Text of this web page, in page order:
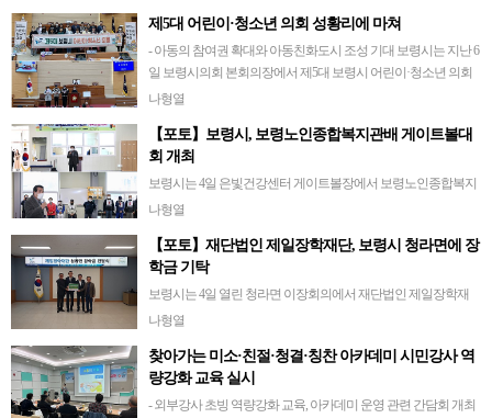
제5대 어린이·청소년 의회 성황리에 마쳐
- 아동의 참여권 확대와 아동친화도시 조성 기대 보령시는 지난 6
일 보령시의회 본회의장에서 제5대 보령시 어린이·청소년 의회
모의 회의를 개최하고 7개월간의 활동을 마무리했다. 어린이·청
나형열
【포토】보령시, 보령노인종합복지관배 게이트볼대
회 개최
보령시는 4일 은빛건강센터 게이트볼장에서 보령노인종합복지
관배 게이트볼대회를 개최했다고 밝혔다. 보령노인종합복지관
도모하고 건전한 여가문화 정착 및 기관의…
나형열
【포토】재단법인 제일장학재단, 보령시 청라면에 장
학금 기탁
보령시는 4일 열린 청라면 이장회의에서 재단법인 제일장학재
단(이사장 권영기) 장학금 전달식을 개최했다고 밝혔다. 이번 장
게 각 50만 원씩, 대학생 3명에…
나형열
찾아가는 미소·친절·청결·칭찬 아카데미 시민강사 역
량강화 교육 실시
- 외부강사 초빙 역량강화 교육, 아카데미 운영 관련 간담회 개최